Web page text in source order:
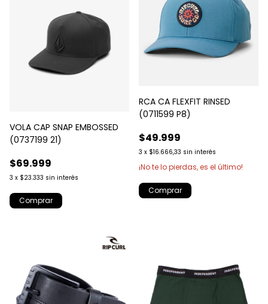
VOLA CAP SNAP EMBOSSED
(0737199 21)
$69.999
3 x $23.333 sin interés
RCA CA FLEXFIT RINSED
(0711599 P8)
$49.999
3 x $16.666,33 sin interés
¡No te lo pierdas, es el último!